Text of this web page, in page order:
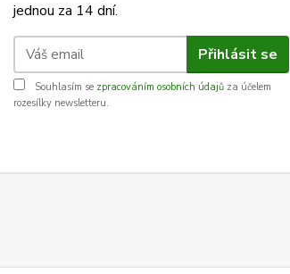
jednou za 14 dní.
Přihlásit se
Souhlasím se zpracováním osobních údajů za účelem
rozesílky newsletteru.